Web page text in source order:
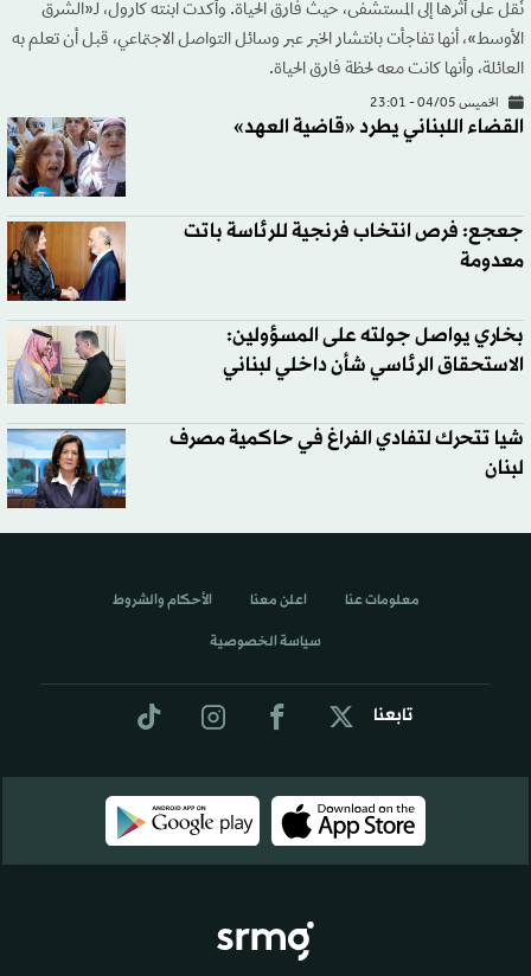
نُقل على أثرها إلى المستشفى، حيث فارق الحياة. وأكدت ابنته كارول، لـ«الشرق
الأوسط»، أنها تفاجأت بانتشار الخبر عبر وسائل التواصل الاجتماعي، قبل أن تعلم به
العائلة، وأنها كانت معه لحظة فارق الحياة.
الخميس 04/05 - 23:01
القضاء اللبناني يطرد «قاضية العهد»
جعجع: فرص انتخاب فرنجية للرئاسة باتت
معدومة
بخاري يواصل جولته على المسؤولين:
الاستحقاق الرئاسي شأن داخلي لبناني
شيا تتحرك لتفادي الفراغ في حاكمية مصرف
لبنان
تابعنا
معلومات عنا اعلن معنا الأحكام والشروط
سياسة الخصوصية